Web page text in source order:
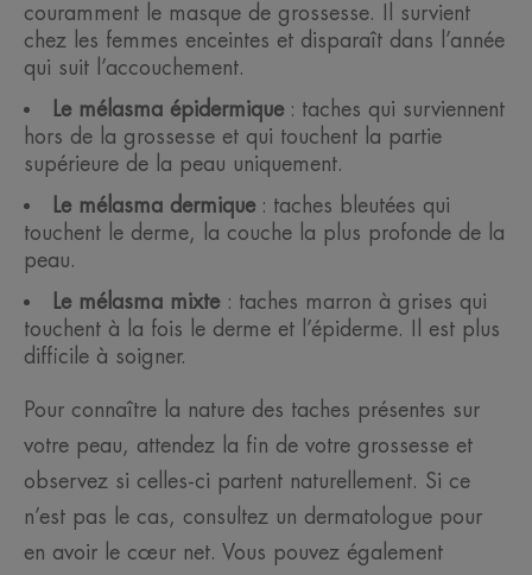
couramment le masque de grossesse. Il survient
chez les femmes enceintes et disparaît dans l’année
qui suit l’accouchement.
Le mélasma épidermique: taches qui surviennent
hors de la grossesse et qui touchent la partie
supérieure de la peau uniquement.
Le mélasma dermique: taches bleutées qui
touchent le derme, la couche la plus profonde de la
peau.
Le mélasma mixte : taches marron à grises qui
touchent à la fois le derme et l’épiderme. Il est plus
difficile à soigner.
Pour connaître la nature des taches présentes sur
votre peau, attendez la fin de votre grossesse et
observez si celles-ci partent naturellement. Si ce
n’est pas le cas, consultez un dermatologue pour
en avoir le cœur net. Vous pouvez également